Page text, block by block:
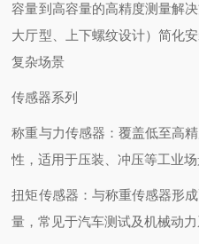
容量到高容量的高精度测量解
大厅型、上下螺纹设计）简化
复杂场景
传感器系列
称重与力传感器：覆盖低至高
性，适用于压装、冲压等工业场
扭矩传感器：与称重传感器形
量，常见于汽车测试及机械动力